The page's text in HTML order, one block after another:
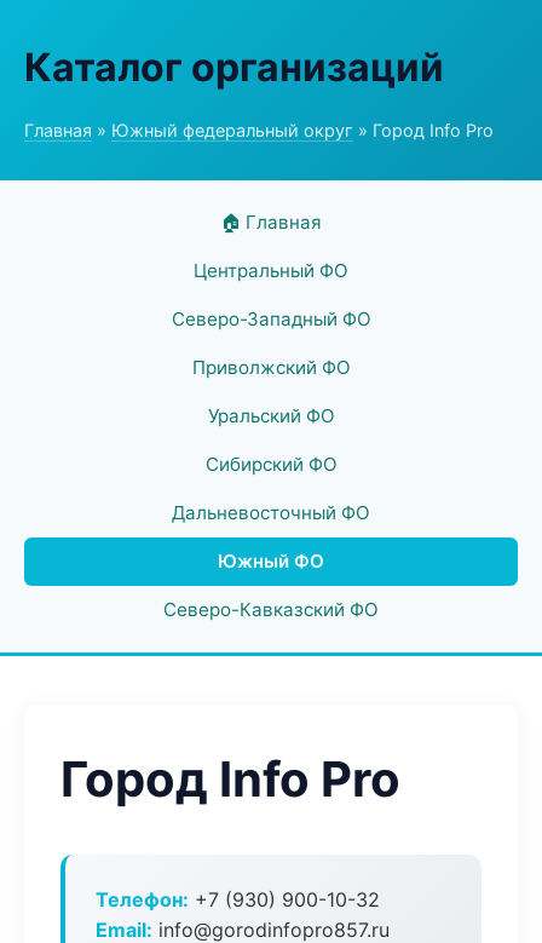
Каталог организаций
Главная » Южный федеральный округ » Город Info Pro
🏠 Главная
Центральный ФО
Северо-Западный ФО
Приволжский ФО
Уральский ФО
Сибирский ФО
Дальневосточный ФО
Южный ФО
Северо-Кавказский ФО
Город Info Pro
Телефон: +7 (930) 900-10-32
Email: info@gorodinfopro857.ru